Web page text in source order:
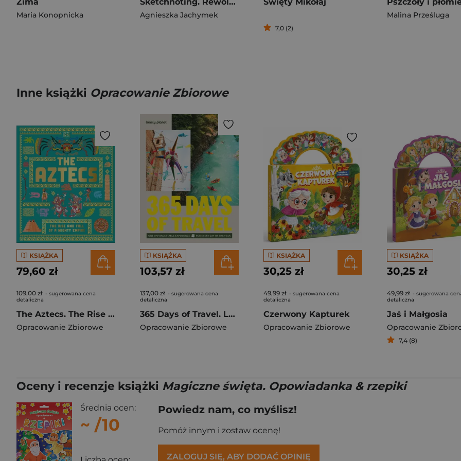
Maria Konopnicka Agnieszka Jachymek
7,0 (2)
Malina Prześluga
Inne książki Opracowanie Zbiorowe
KSIĄŻKA
79,60 zł
109,00 zł - sugerowana cena
detaliczna
The Aztecs. The Rise and Fall of a Mighty Empire
Opracowanie Zbiorowe
KSIĄŻKA
103,57 zł
137,00 zł - sugerowana cena
detaliczna
365 Days of Travel. Lonely Planet
Opracowanie Zbiorowe
KSIĄŻKA
30,25 zł
49,99 zł - sugerowana cena
detaliczna
Czerwony Kapturek
Opracowanie Zbiorowe
KSIĄŻKA
30,25 zł
49,99 zł - sugerowana
detaliczna
Jaś i Małgosia
Opracowanie
7,4 (8)
Oceny i recenzje książki Magiczne święta. Opowiadanka & rzepiki
Średnia ocen:
~ /10
Powiedz nam, co myślisz!
Pomóż innym i zostaw ocenę!
ZALOGUJ SIĘ, ABY DODAĆ OPINIĘ